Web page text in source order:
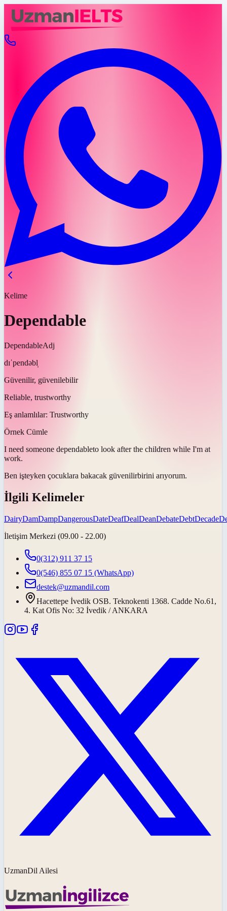
Kelime
Dependable
DependableAdj
dɪˈpendəbl̩
Güvenilir, güvenilebilir
Reliable, trustworthy
Eş anlamlılar: Trustworthy
Örnek Cümle
I need someone dependableto look after the children while I'm at
work.
Ben işteyken çocuklara bakacak güvenilirbirini arıyorum.
İlgili Kelimeler
DairyDamDampDangerousDateDeafDealDeanDebateDebtDecade
İletişim Merkezi (09.00 - 22.00)
0(312) 911 37 15
0(546) 855 07 15 (WhatsApp)
destek@uzmandil.com
Hacettepe İvedik OSB. Teknokenti 1368. Cadde No.61,
4. Kat Ofis No: 32 İvedik / ANKARA
UzmanDil Ailesi